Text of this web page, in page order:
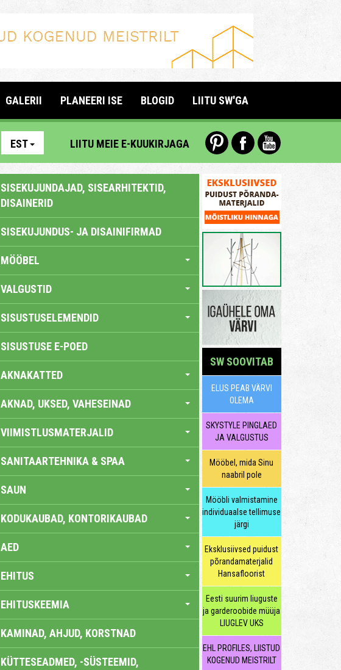
GALERII PLANEERI ISE BLOGID LIITU SW'GA
EST LIITU MEIE E-KUUKIRJAGA
SISEKUJUNDAJAD, SISEARHITEKTID,
DISAINERID
SISEKUJUNDUS- JA DISAINIFIRMAD
MÖÖBEL
VALGUSTID
SISUSTUSELEMENDID
SISUSTUSE E-POED
AKNAKATTED
AKNAD, UKSED, VAHESEINAD
VIIMISTLUSMATERJALID
SANITAARTEHNIKA & SPAA
SAUN
KODUKAUBAD, KONTORIKAUBAD
AED
EHITUS
EHITUSKEEMIA
KAMINAD, AHJUD, KORSTNAD
KÜTTESEADMED, -SÜSTEEMID,
SW SOOVITAB
ELUS PEAB VÄRVI
OLEMA
SKYSTYLE PINGLAED
JA VALGUSTUS
Mööbel, mida Sinu
naabril pole
Mööbli valmistamine
individuaalse tellimuse
järgi
Eksklusiivsed puidust
põrandamaterjalid
Hansafloorist
Eesti suurim liuguste
ja garderoobide müüja
LIUGLEV UKS
EHL PROFILES, LIISTUD
KOGENUD MEISTRILT